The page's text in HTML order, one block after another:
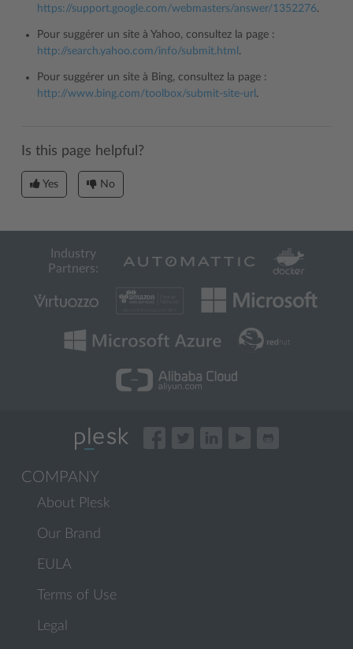
https://support.google.com/webmasters/answer/1352276.
Pour suggérer un site à Yahoo, consultez la page :
http://search.yahoo.com/info/submit.html .
Pour suggérer un site à Bing, consultez la page :
http://www.bing.com/toolbox/submit-site-url .
Is this page helpful?
Yes No
Industry
Partners:
COMPANY
About Plesk
Our Brand
EULA
Terms of Use
Legal